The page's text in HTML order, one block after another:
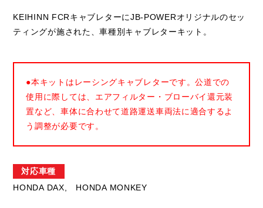
KEIHINN FCRキャブレターにJB-POWERオリジナルのセッ
ティングが施された、車種別キャブレターキット。
●本キットはレーシングキャブレターです。公道での
使用に際しては、エアフィルター・ブローバイ還元装
置など、車体に合わせて道路運送車両法に適合するよ
う調整が必要です。
対応車種
HONDA DAX,
HONDA MONKEY